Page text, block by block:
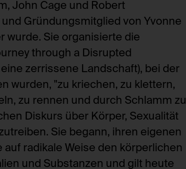
John Cage und Robert
Gründungsmitglied von Yvonne
wurde. Sie organisierte die
through a Disrupted
zerrissene Landschaft), bei der
wurden, "zu kriechen, zu klettern,
zu rennen und durch Schlamm zu
Diskurs über Körper, Sexualität
Sie begann, ihren eigenen
radikale Weise den körperlichen
und Substanzen und gilt heute